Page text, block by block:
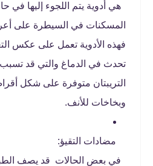
هي أدوية يتم اللجوء إليها في
المسكنات في السيطرة على
فهذه الأدوية تعمل على عكس
تحدث في الدماغ والتي قد تسبب
التريبتان متوفرة على شكل
وبخاخات للأنف.
مضادات التقيؤ:
في بعض الحالات قد يصف